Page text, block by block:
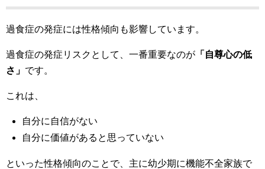
過食症の発症には性格傾向も影響しています。
過食症の発症リスクとして、一番重要なのが 「自尊心の低
さ」 です。
これは、
自分に自信がない
自分に価値があると思っていない
といった性格傾向のことで、主に幼少期に機能不全家族で